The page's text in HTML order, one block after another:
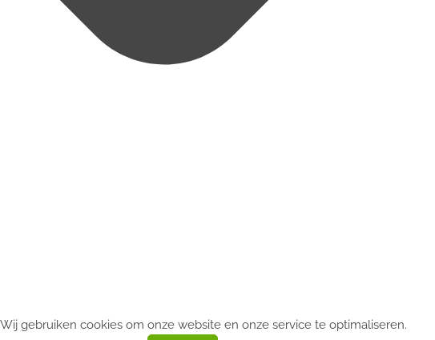
Wij gebruiken cookies om onze website en onze service te optimaliseren.